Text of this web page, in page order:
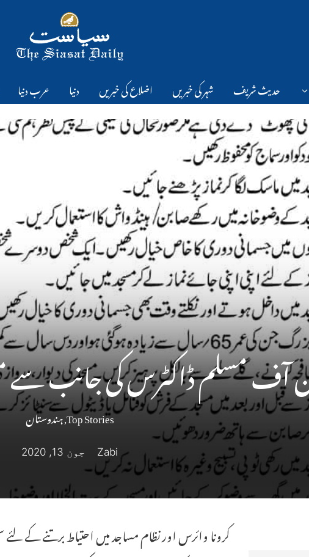
حدیث شریف شہر کی خبریں اضلاع کی خبریں دنیا عرب دنیا
آف مسلم ڈاکٹرس کی جانب سے
Top Stories
,ہندوستان
Zabi جون 13, 2020
کرونا وائرس اور نظام مساجد میں احتیاط برتنے کے